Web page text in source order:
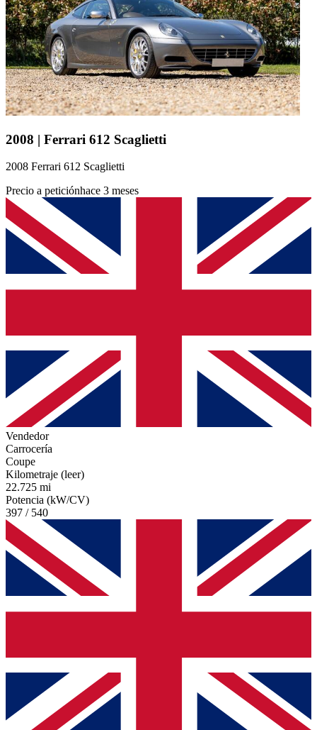
2008 | Ferrari 612 Scaglietti
2008 Ferrari 612 Scaglietti
Precio a peticiónhace 3 meses
Vendedor
Carrocería
Coupe
Kilometraje (leer)
22.725 mi
Potencia (kW/CV)
397 / 540